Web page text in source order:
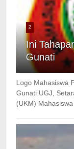
2
Ini
Gunati
Logo Mahasiswa
Gunati UGJ,
(UKM) Mahasiswa